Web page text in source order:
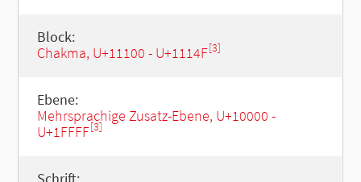
Block:
Chakma, U+11100 - U+1114F[3]
Ebene:
Mehrsprachige Zusatz-Ebene, U+10000 -
U+1FFFF[3]